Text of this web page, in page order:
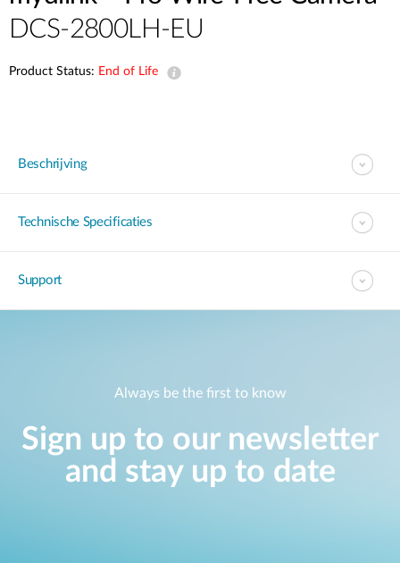
DCS-2800LH-EU
Product Status: End of Life
Beschrijving
Technische Specificaties
Support
Always be the first to know
Sign up to our newsletter
and stay up to date